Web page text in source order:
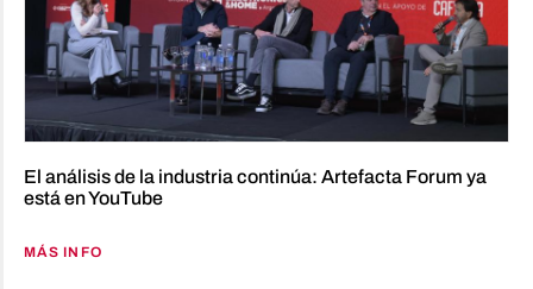
El análisis de la industria continúa: Artefacta Forum ya
está en YouTube
MÁS INFO